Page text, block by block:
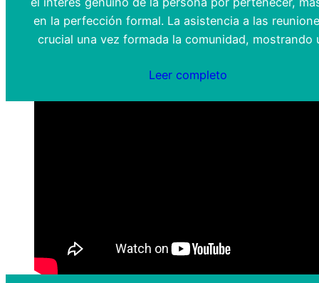
en la perfección formal. La asistencia a las
crucial una vez formada la comunidad, mostrando
Leer completo